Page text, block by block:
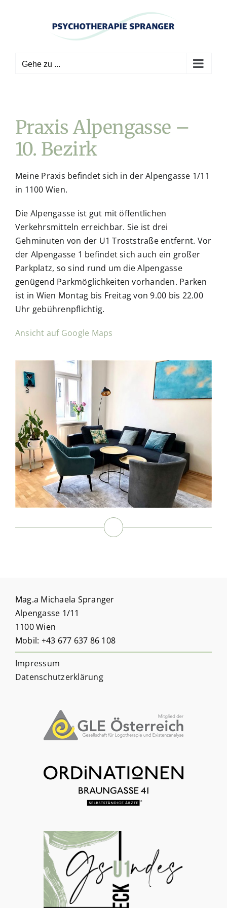
Gehe zu ...
Praxis Alpengasse –
10. Bezirk
Meine Praxis befindet sich in der Alpengasse 1/11
in 1100 Wien.
Die Alpengasse ist gut mit öffentlichen
Verkehrsmitteln erreichbar. Sie ist drei
Gehminuten von der U1 Troststraße entfernt. Vor
der Alpengasse 1 befindet sich auch ein großer
Parkplatz, so sind rund um die Alpengasse
genügend Parkmöglichkeiten vorhanden. Parken
ist in Wien Montag bis Freitag von 9.00 bis 22.00
Uhr gebührenpflichtig.
Ansicht auf Google Maps
Mag.a Michaela Spranger
Alpengasse 1/11
1100 Wien
Mobil: +43 677 637 86 108
Impressum
Datenschutzerklärung